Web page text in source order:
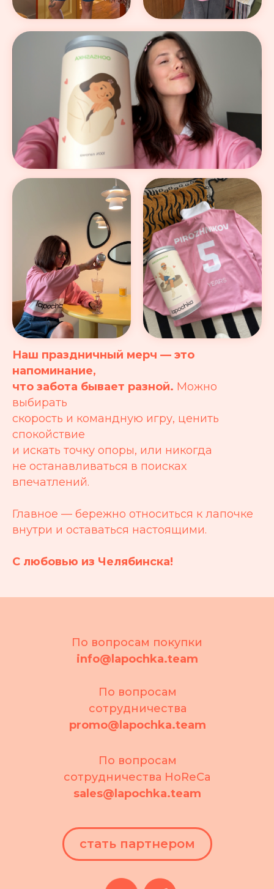
Наш праздничный мерч — это
напоминание,
что забота бывает разной. Можно
выбирать
скорость и командную игру, ценить
спокойствие
и искать точку опоры, или никогда
не останавливаться в поисках
впечатлений.
Главное — бережно относиться к лапочке
внутри и оставаться настоящими.
С любовью из Челябинска!
По вопросам покупки
info@lapochka.team
стать партнером
По вопросам
сотрудничества
promo@lapochka.team
По вопросам
сотрудничества HoReCa
sales@lapochka.team